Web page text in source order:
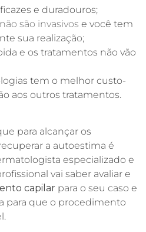
e duradouros;
não são invasivos e você tem
sua realização;
e os tratamentos não vão
tem o melhor custo-
aos outros tratamentos.
para alcançar os
a autoestima é
especializado e
vai saber avaliar e
capilar para o seu caso e
para que o procedimento